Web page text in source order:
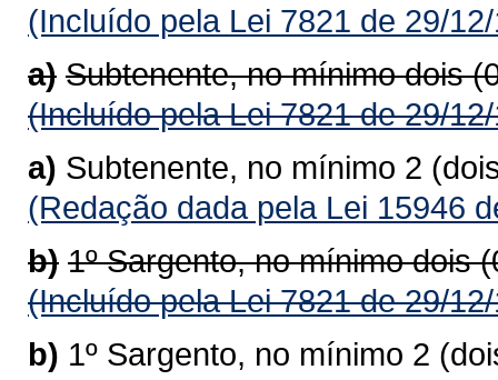
(Incluído pela Lei 7821 de 29/
a) Subtenente, no mínimo dois
(Incluído pela Lei 7821 de 29/
a) Subtenente, no mínimo 2
(Redação dada pela Lei 15946
b) 1º Sargento, no mínimo dois
(Incluído pela Lei 7821 de 29/
b) 1º Sargento, no mínimo 2